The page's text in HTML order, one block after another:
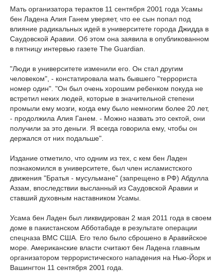
Мать организатора терактов 11 сентября 2001 года Усамы
бен Ладена Алия Ганем уверяет, что ее сын попал под
влияние радикальных идей в университете города Джидда в
Саудовской Аравии. Об этом она заявила в опубликованном
в пятницу интервью газете The Guardian.
"Люди в университете изменили его. Он стал другим
человеком", - констатировала мать бывшего "террориста
номер один". "Он был очень хорошим ребенком покуда не
встретил неких людей, которые в значительной степени
промыли ему мозги, когда ему было немногим более 20 лет,
- продолжила Алия Ганем. - Можно назвать это сектой, они
получили за это деньги. Я всегда говорила ему, чтобы он
держался от них подальше".
Издание отметило, что одним из тех, с кем бен Ладен
познакомился в университете, был член исламистского
движения "Братья - мусульмане" (запрещено в РФ) Абдулла
Аззам, впоследствии высланный из Саудовской Аравии и
ставший духовным наставником Усамы.
Усама бен Ладен был ликвидирован 2 мая 2011 года в своем
доме в пакистанском Абботабаде в результате операции
спецназа ВМС США. Его тело было сброшено в Аравийское
море. Американские власти считают бен Ладена главным
организатором террористического нападения на Нью-Йорк и
Вашингтон 11 сентября 2001 года.